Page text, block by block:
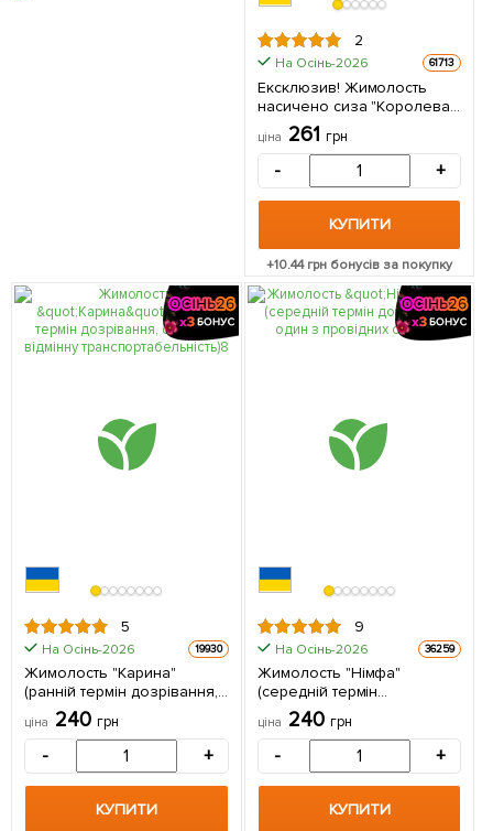
2
На Осінь-2026 61713
Ексклюзив! Жимолость
насичено сиза "Королева
ночі" (Night queen)
(преміальний,
морозостійкий,
невибагливий сорт) 1
саджанець в упаковці
ціна 261 грн
- +
КУПИТИ
+10.44грн бонусів за покупку
5
На Осінь-2026 19930
Жимолость "Карина"
(ранній термін дозрівання,
сорт має відмінну
транспортабельність) 1
саджанець в упаковці
ціна 240 грн
- +
КУПИТИ
9
На Осінь-2026 36259
Жимолость "Німфа"
(середній термін
дозрівання, один з
провідних сортів) 1
саджанець в упаковці
ціна 240 грн
- +
КУПИТИ